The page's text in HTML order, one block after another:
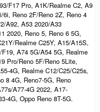
F17 Pro, A1K/Realme C2, A9
Reno 2F/Reno 2Z, Reno 4
A92, A53 2020/A33
2020, Reno 5, Reno 6 5G,
Realme C25Y, A15/A15S,
A74 5G/A54 5G, Realme
Pro/Reno 5F/Reno 5Lite,
4G, Realme C12/C25/C25s,
8 4G, Reno7-5G, Reno
A77-4G 2022, A17-
4G, Oppo Reno 8T-5G.